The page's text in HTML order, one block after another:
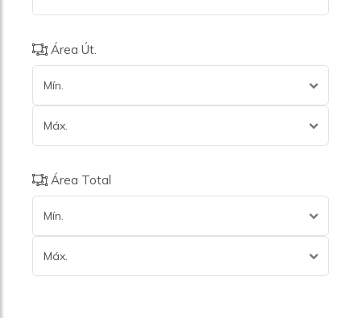
Área Út.
Mín.
Máx.
Área Total
Mín.
Máx.